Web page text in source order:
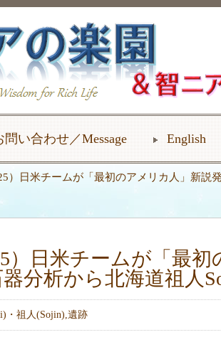
問い合わせ／Message English
）日米チームが「最初のアメリカ人」新説
）日米チームが「最初
分析から北海道祖人
・祖人(Sojin),遺跡